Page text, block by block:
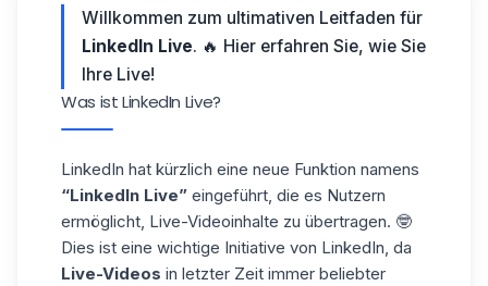
Willkommen zum ultimativen Leitfaden für
LinkedIn Live. 🔥 Hier erfahren Sie, wie Sie
Ihre Live!
Was ist LinkedIn Live?
LinkedIn hat kürzlich eine neue Funktion namens
“LinkedIn Live” eingeführt, die es Nutzern
ermöglicht, Live-Videoinhalte zu übertragen. 🤓
Dies ist eine wichtige Initiative von LinkedIn, da
Live-Videos in letzter Zeit immer beliebter